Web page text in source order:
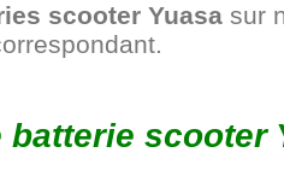
scooter Yuasa sur
scooter